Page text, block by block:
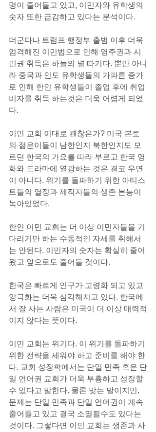
명이 줄어들고 있고, 이민자와 유학생의
숫자 또한 급감하고 있다는 분석이다.
더군다나 트럼프 행정부 출범 이후 더욱
엄격해진 이민법으로 인해 영주권과 시
민권 취득은 하늘의 별 따기다. 뿐만 아니
라 중국과 인도 유학생들의 가파른 증가
로 인해 한인 유학생들이 졸업 후에 취업
비자를 취득 하는것은 더욱 어렵게 되었
다.
이민 교회 이대로 괜찮은가? 미국 본토
의 젊은이들이 남한인지 북한인지도 모
르던 한국의 가요를 따라 부르고 한국 영
화와 드라마에 열광하는 것은 결코 우연
이 아니다. 위기를 돌파하기 위한 아티스
트들의 열정과 제작자들의 생존 본능이
녹아있었다.
한인 이민 교회는 더 이상 이민자들을 기
다리기만 하는 수동적인 자세를 취해서
는 안된다. 이민자의 숫자는 확실히 줄어
왔고 앞으로도 줄어들 것이다.
한국은 빠르게 인구가 고령화 되고 있고
양극화는 더욱 심각해지고 있다. 한국에
서 잘 사는 사람은 미국이 더 이상 매력적
이지 않다는 뜻이다.
이민 교회는 위기다. 이 위기를 돌파하기
위한 전략을 세워야 하고 준비를 해야 한
다. 교회 성장학에서는 단일 민족 혹은 단
일 언어권 교회가 더욱 부흥하고 성장할
수 있다고 말한다. 물론 맞는 말이지만,
문제는 단일 민족과 단일 언어권이 계속
줄어들고 있고 결국 소멸될수도 있다는
것이다. 그렇다면 이민 교회는 생존과 사